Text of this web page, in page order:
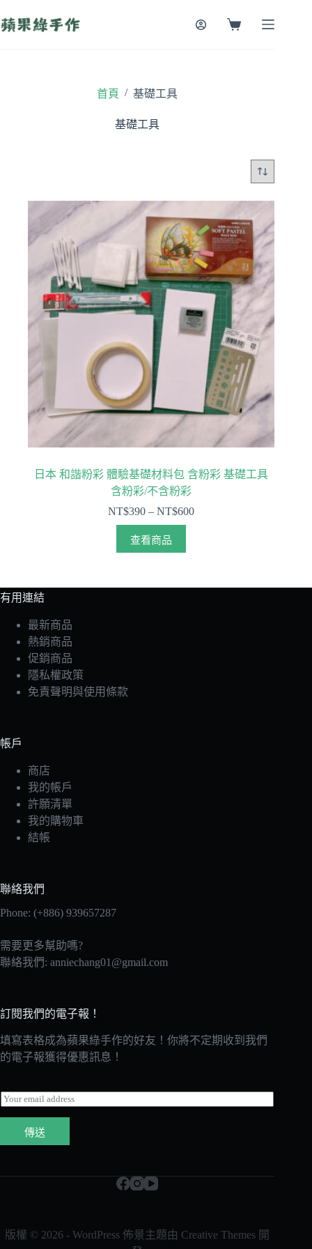
至
購
首頁 / 基礎工具
基礎工具
日本 和諧粉彩 體驗基礎材料包 含粉彩 基礎工具
含粉彩/不含粉彩
NT$390 –NT$600
查看商品
有用連結
最新商品
熱銷商品
促銷商品
隱私權政策
免責聲明與使用條款
帳戶
商店
我的帳戶
許願清單
我的購物車
結帳
聯絡我們
Phone: (+886) 939657287
需要更多幫助嗎?
聯絡我們: anniechang01@gmail.com
訂閱我們的電子報！
填寫表格成為蘋果綠手作的好友！你將不定期收到我們
的電子報獲得優惠訊息！
E
m
a
l
傳送
版權 © 2026 - WordPress 佈景主題由 Creative Themes 開